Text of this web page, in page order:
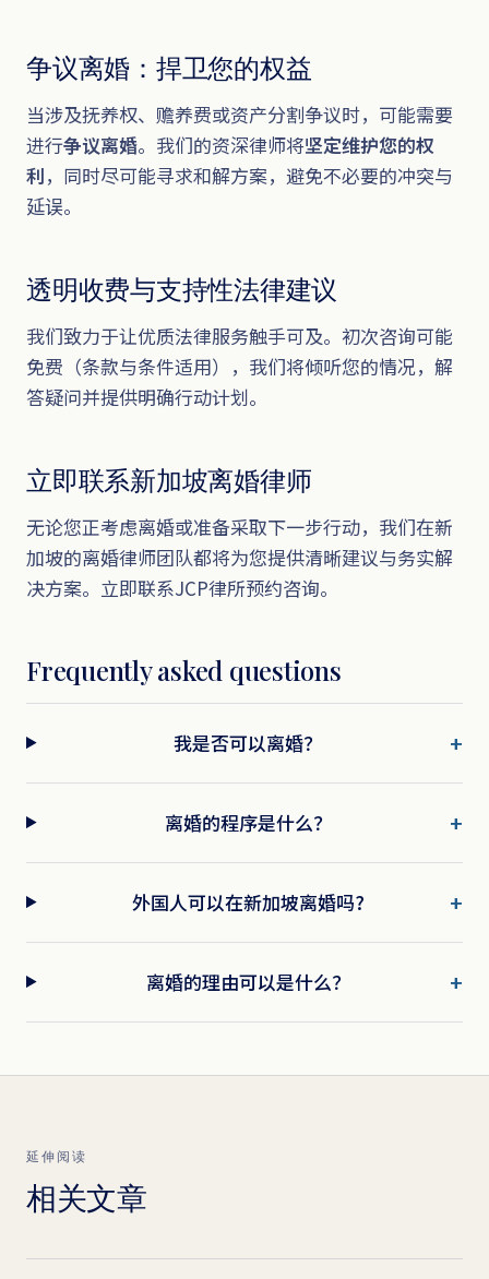
争议离婚：捍卫您的权益
当涉及抚养权、赡养费或资产分割争议时，可能需要
进行争议离婚。我们的资深律师将坚定维护您的权
利，同时尽可能寻求和解方案，避免不必要的冲突与
延误。
透明收费与支持性法律建议
我们致力于让优质法律服务触手可及。初次咨询可能
免费（条款与条件适用），我们将倾听您的情况，解
答疑问并提供明确行动计划。
立即联系新加坡离婚律师
无论您正考虑离婚或准备采取下一步行动，我们在新
加坡的离婚律师团队都将为您提供清晰建议与务实解
决方案。立即联系JCP律所预约咨询。
Frequently asked questions
我是否可以离婚？
离婚的程序是什么？
外国人可以在新加坡离婚吗?
离婚的理由可以是什么？
延伸阅读
相关文章